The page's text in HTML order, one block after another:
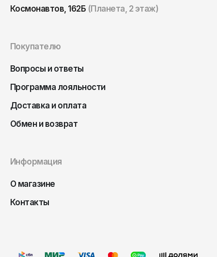
Космонавтов, 162Б (Планета, 2 этаж)
Покупателю
Вопросы и ответы
Программа лояльности
Доставка и оплата
Обмен и возврат
Информация
О магазине
Контакты